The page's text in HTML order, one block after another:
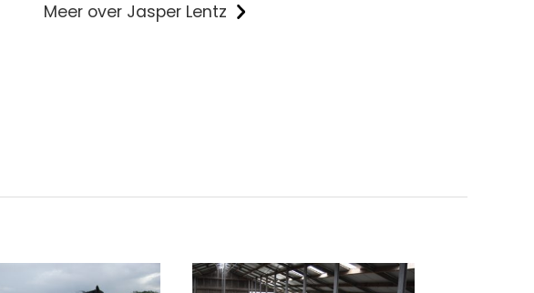
Meer over Jasper Lentz